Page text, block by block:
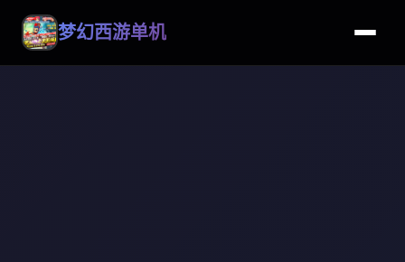
梦幻西游单机